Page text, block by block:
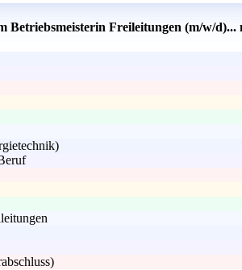
Betriebsmeisterin Freileitungen (m/w/d)...